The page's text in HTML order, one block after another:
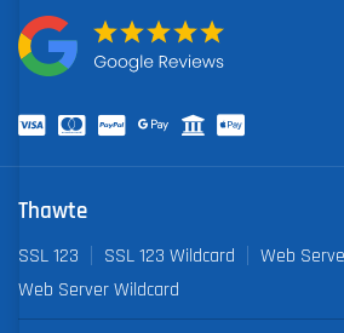
Thawte
SSL 123 SSL 123 Wildcard Web
Web Server Wildcard